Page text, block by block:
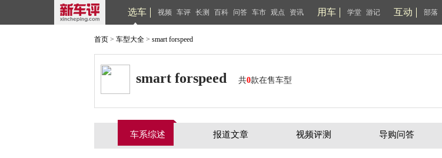
选车 视频 车评 长测 百科 问答 车市 观点 资讯 用车 学堂 游记 互动 部落
首页 > 车型大全 > smart forspeed
smart forspeed 共0款在售车型
车系综述 报道文章 视频评测 导购问答